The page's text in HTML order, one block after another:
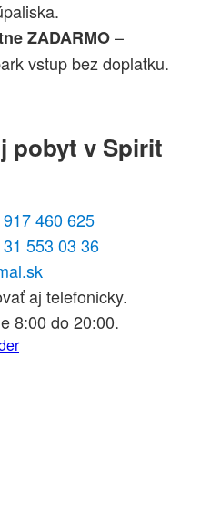
ZADARMO–
vstup bez doplatku.
pobyt v Spirit
460 625
553 03 36
aj telefonicky.
8:00 do 20:00.